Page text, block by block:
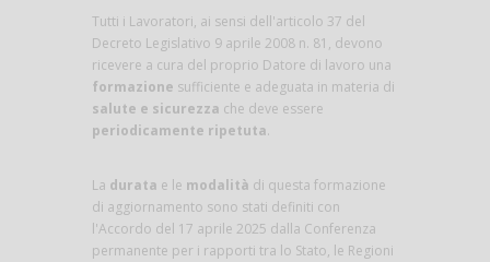
Tutti i Lavoratori, ai sensi dell'articolo 37 del
Decreto Legislativo 9 aprile 2008 n. 81, devono
ricevere a cura del proprio Datore di lavoro una
formazione sufficiente e adeguata in materia di
salute e sicurezza che deve essere
periodicamente ripetuta.
La durata e le modalità di questa formazione
di aggiornamento sono stati definiti con
l'Accordo del 17 aprile 2025 dalla Conferenza
permanente per i rapporti tra lo Stato, le Regioni